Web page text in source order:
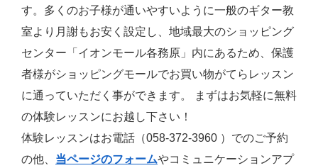
す。多くのお子様が通いやすいように一般のギター教
室より月謝もお安く設定し、地域最大のショッピング
センター「イオンモール各務原」内にあるため、保護
者様がショッピングモールでお買い物がてらレッスン
に通っていただく事ができます。 まずはお気軽に無料
の体験レッスンにお越し下さい！
体験レッスンはお電話（058-372-3960 ）でのご予約
の他、 当ページのフォームやコミュニケーションアプ